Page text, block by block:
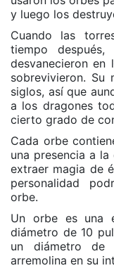
y luego los
Cuando las
tiempo
desvanecieron
sobrevivieron. Su
siglos, así que
a los dragones
cierto grado de
Cada orbe
una presencia a
extraer magia de
personalidad
orbe.
Un orbe es una
diámetro de 10
un diámetro de
arremolina en su